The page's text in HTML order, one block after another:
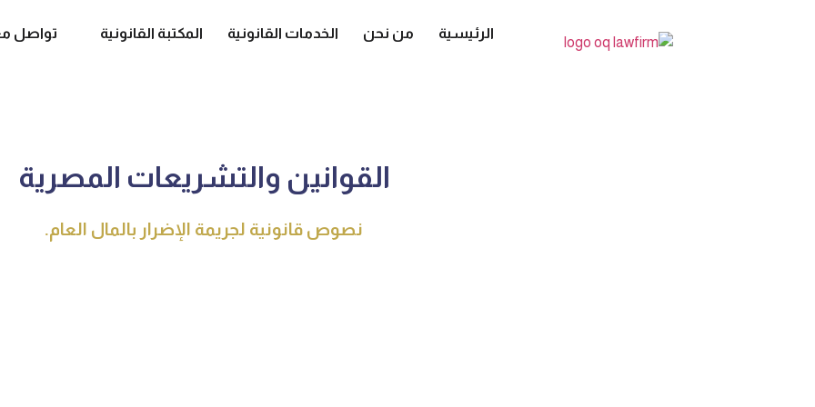
الرئيسية من نحن الخدمات القانونية المكتبة القانونية تواصل
القوانين والتشريعات المصرية
نصوص قانونية لجريمة الإضرار بالمال العام.